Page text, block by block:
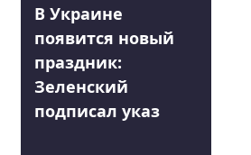
В Украине
появится новый
праздник:
Зеленский
подписал указ